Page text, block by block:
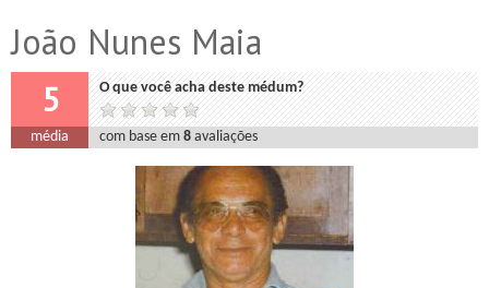
João Nunes Maia
5 O que você acha deste médum?
média com base em8 avaliações